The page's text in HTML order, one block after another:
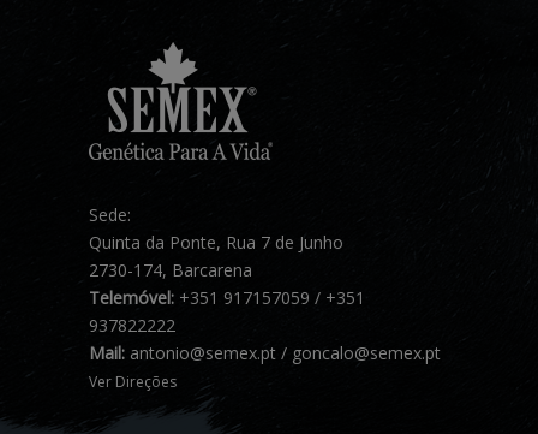
Sede:
Quinta da Ponte, Rua 7 de Junho
2730-174, Barcarena
Telemóvel: +351 917157059 / +351
937822222
Mail: antonio@semex.pt / goncalo@semex.pt
Ver Direções